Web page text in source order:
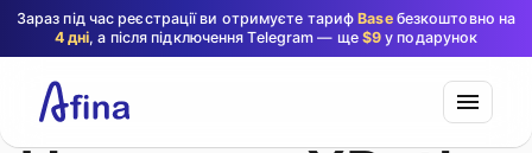
Зараз під час реєстрації ви отримуєте тарифBaseбезкоштовно на
4 дні, а після підключення Telegram — ще $9 у подарунок